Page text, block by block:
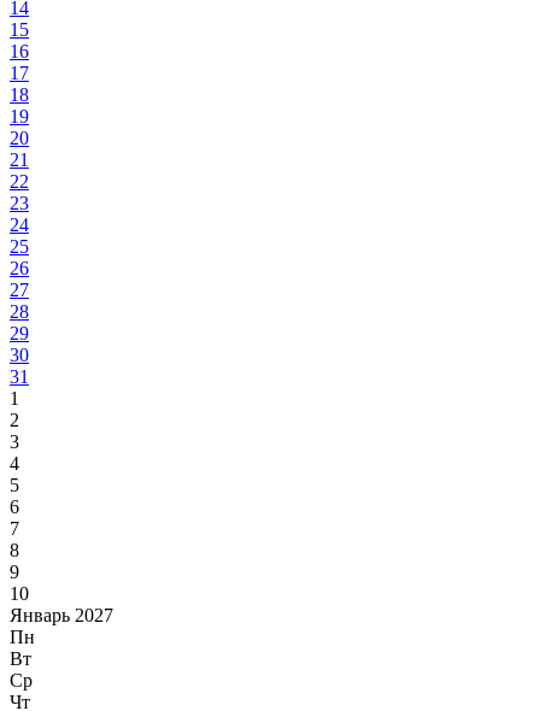
14
15
16
17
18
19
20
21
22
23
24
25
26
27
28
29
30
31
1
2
3
4
5
6
7
8
9
10
Январь 2027
Пн
Вт
Ср
Чт